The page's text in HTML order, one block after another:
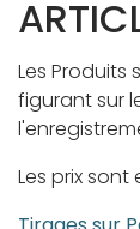
Les Produits
figurant sur
Les prix sont